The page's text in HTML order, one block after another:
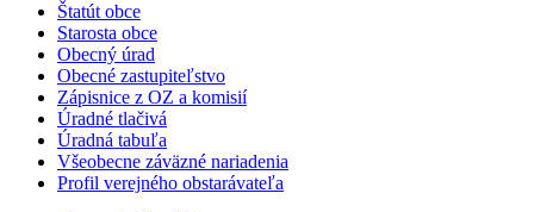
Štatút obce
Starosta obce
Obecný úrad
Obecné zastupiteľstvo
Zápisnice z OZ a komisií
Úradné tlačivá
Úradná tabuľa
Všeobecne záväzné nariadenia
Profil verejného obstarávateľa